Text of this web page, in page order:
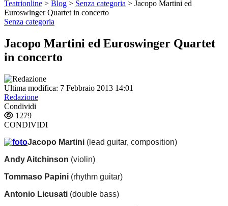
Teatrionline > Blog > Senza categoria > Jacopo Martini ed
Euroswinger Quartet in concerto
Senza categoria
Jacopo Martini ed Euroswinger Quartet
in concerto
Ultima modifica: 7 Febbraio 2013 14:01
Redazione
Condividi
1279
CONDIVIDI
Jacopo Martini (lead guitar, composition)
Andy Aitchinson (violin)
Tommaso Papini (rhythm guitar)
Antonio Licusati (double bass)